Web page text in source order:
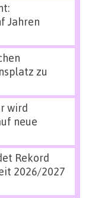
Jahren
zu
wird
neue
Rekord
2026/2027